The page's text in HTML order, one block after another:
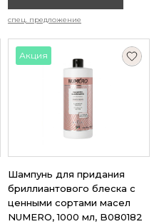
спец. предложение
Акция
Шампунь для придания
бриллиантового блеска с
ценными сортами масел
NUMERO, 1000 мл, B080182